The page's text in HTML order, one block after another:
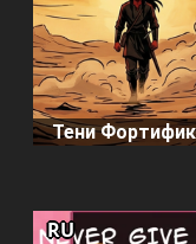
Тени
RU